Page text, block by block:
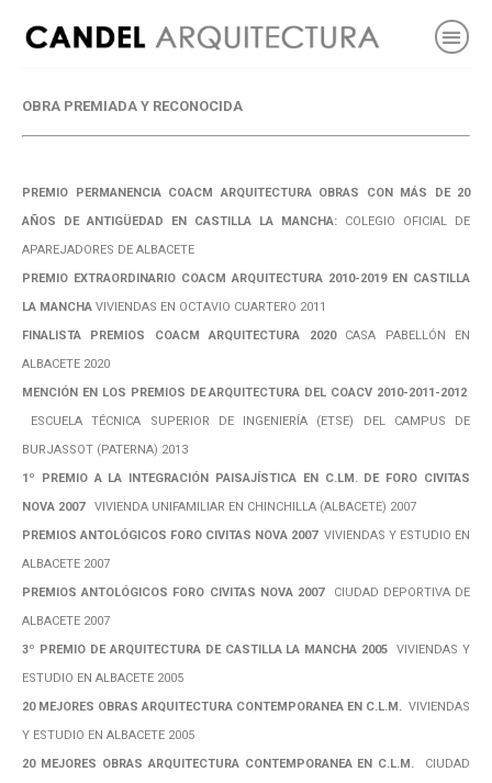
OBRA PREMIADA Y RECONOCIDA
PREMIO PERMANENCIA COACM ARQUITECTURA OBRAS CON MÁS DE 20
AÑOS DE ANTIGÜEDAD EN CASTILLA LA MANCHA: COLEGIO OFICIAL DE
APAREJADORES DE ALBACETE
PREMIO EXTRAORDINARIO COACM ARQUITECTURA 2010-2019 EN CASTILLA
LA MANCHA VIVIENDAS EN OCTAVIO CUARTERO 2011
FINALISTA PREMIOS COACM ARQUITECTURA 2020CASA PABELLÓN EN
ALBACETE 2020
MENCIÓN EN LOS PREMIOS DE ARQUITECTURA DEL COACV 2010-2011-2012
ESCUELA TÉCNICA SUPERIOR DE INGENIERÍA (ETSE) DEL CAMPUS DE
BURJASSOT (PATERNA) 2013
1º PREMIO A LA INTEGRACIÓN PAISAJÍSTICA EN C.LM. DE FORO CIVITAS
NOVA 2007VIVIENDA UNIFAMILIAR EN CHINCHILLA (ALBACETE) 2007
PREMIOS ANTOLÓGICOS FORO CIVITAS NOVA 2007VIVIENDAS Y ESTUDIO EN
ALBACETE 2007
PREMIOS ANTOLÓGICOS FORO CIVITAS NOVA 2007CIUDAD DEPORTIVA DE
ALBACETE 2007
3º PREMIO DE ARQUITECTURA DE CASTILLA LA MANCHA 2005 VIVIENDAS Y
ESTUDIO EN ALBACETE 2005
20 MEJORES OBRAS ARQUITECTURA CONTEMPORANEA EN C.L.M. VIVIENDAS
Y ESTUDIO EN ALBACETE 2005
20 MEJORES OBRAS ARQUITECTURA CONTEMPORANEA EN C.L.M. CIUDAD